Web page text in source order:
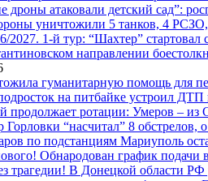
дроны атаковали детский сад”:
уничтожили 5 танков, 4 РСЗО,
1-й тур: “Шахтер” стартовал
направлении
гуманитарную помощь для
на питбайке устроил ДТП
продолжает ротации: Умеров –
Горловки “насчитал” 8
по подстанциям Мариуполь
Обнародован график подачи
трагедии! В Донецкой области